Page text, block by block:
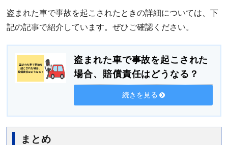
盗まれた車で事故を起こされたときの詳細については、下
記の記事で紹介しています。ぜひご確認ください。
盗まれた車で事故を起こされた
場合、賠償責任はどうなる？
続きを見る
まとめ